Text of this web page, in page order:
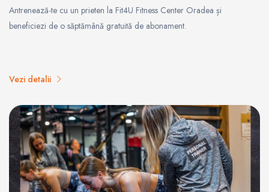
Antrenează-te cu un prieten la Fit4U Fitness Center Oradea și
beneficiezi de o săptămână gratuită de abonament.
Vezi detalii